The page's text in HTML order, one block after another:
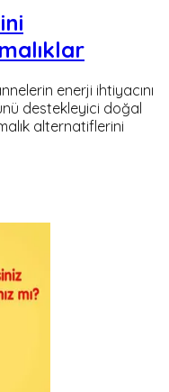
enerji ihtiyacını
destekleyici doğal
alternatiflerini